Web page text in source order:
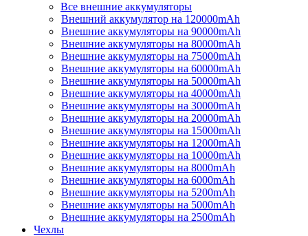
Все внешние аккумуляторы
Внешний аккумулятор на 120000mAh
Внешние аккумуляторы на 90000mAh
Внешние аккумуляторы на 80000mAh
Внешние аккумуляторы на 75000mAh
Внешние аккумуляторы на 60000mAh
Внешние аккумуляторы на 50000mAh
Внешние аккумуляторы на 40000mAh
Внешние аккумуляторы на 30000mAh
Внешние аккумуляторы на 20000mAh
Внешние аккумуляторы на 15000mAh
Внешние аккумуляторы на 12000mAh
Внешние аккумуляторы на 10000mAh
Внешние аккумуляторы на 8000mAh
Внешние аккумуляторы на 6000mAh
Внешние аккумуляторы на 5200mAh
Внешние аккумуляторы на 5000mAh
Внешние аккумуляторы на 2500mAh
Чехлы